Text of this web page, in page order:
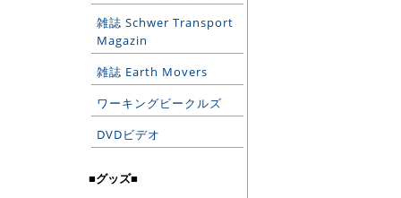
雑誌 Schwer Transport
Magazin
雑誌 Earth Movers
ワーキングビークルズ
DVDビデオ
■グッズ■